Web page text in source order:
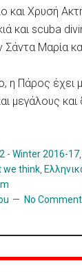
Χρυσή
και scuba
Σάντα Μαρία
η Πάρος έχει
μεγάλους
- Winter 2016-17
we think
No